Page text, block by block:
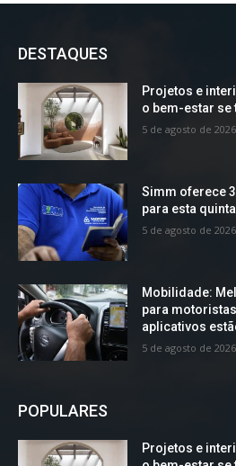
DESTAQUES
Projetos e
o bem-estar se
5 de agosto de 2026
Simm oferece
para esta
5 de agosto de 2026
Mobilidade:
para
aplicativos
5 de agosto de 2026
POPULARES
Projetos e